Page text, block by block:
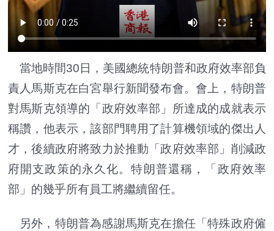
當地時間30日，美國總統特朗普和政府效率部負
責人馬斯克在白宮舉行新聞發布會。會上，特朗普
對馬斯克領導的「政府效率部」所達成的成就表示
稱讚，他表示，該部門聘用了計算機領域的傑出人
才，後續政府將致力於推動「政府效率部」削減政
府開支政策的永久化。特朗普還稱，「政府效率
部」的幾乎所有員工將繼續留任。
另外，特朗普為感謝馬斯克在擔任「特殊政府僱